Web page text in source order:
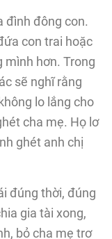
đình đông con.
con trai hoặc
mình hơn. Trong
sẽ nghĩ rằng
lo lắng cho
cha mẹ. Họ lơ
ghét anh chị
đúng thời, đúng
gia tài xong,
bỏ cha mẹ trơ